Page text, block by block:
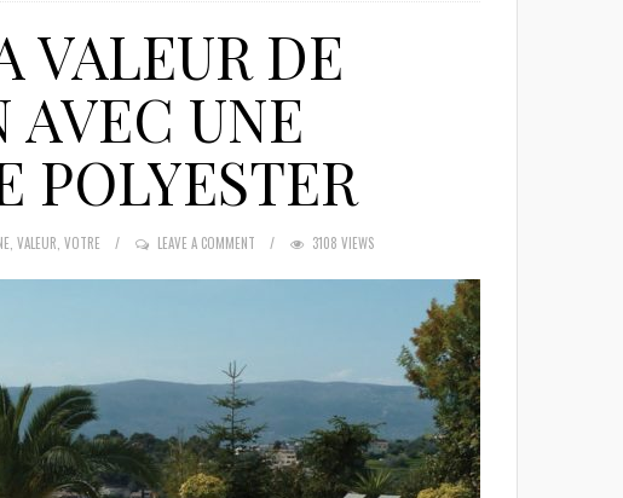
VALEUR DE
AVEC UNE
POLYESTER
,VALEUR ,VOTRE LEAVE A COMMENT 3108 VIEWS